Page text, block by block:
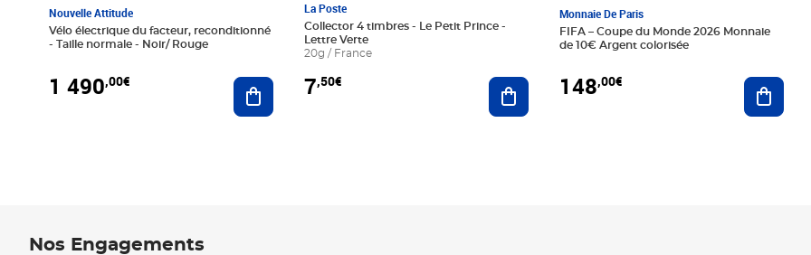
Nouvelle Attitude
Vélo électrique du facteur, reconditionné
- Taille normale - Noir/ Rouge
1 490,00€ Ajouter au panier
La Poste
Collector 4 timbres - Le Petit Prince -
Lettre Verte
20g / France
7,50€ Ajouter au panier
Monnaie De Paris
FIFA – Coupe du Monde 2026 Monnaie
de 10€ Argent colorisée
148,00€
Nos Engagements